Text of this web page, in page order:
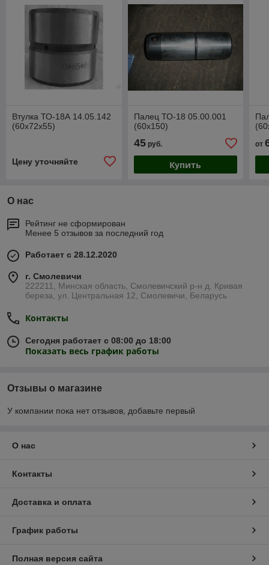
Втулка ТО-18А 14.05.142
(60х72х55)
Цену уточняйте
Палец ТО-18 05.00.001
(60х150)
45руб.
Купить
от
О нас
Рейтинг не сформирован
Менее 5 отзывов за последний год
Работает с 28.12.2020
г. Смолевичи
222211, Минская область, Смолевичский р-н д. Кривая
береза, ул. Центральная 12, Смолевичи, Беларусь
Контакты
Сегодня работает с 08:00 до 18:00
Показать весь график работы
Отзывы о магазине
У компании пока нет отзывов, добавьте первый
О нас
Контакты
Доставка и оплата
График работы
Полная версия сайта